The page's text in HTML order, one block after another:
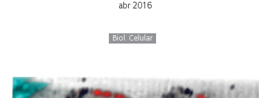
abr 2016
Biol. Celular